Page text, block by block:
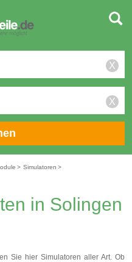
X
X
> Simulatoren >
in Solingen
Sie hier Simulatoren aller Art. Ob